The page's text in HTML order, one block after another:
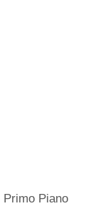
Primo Piano